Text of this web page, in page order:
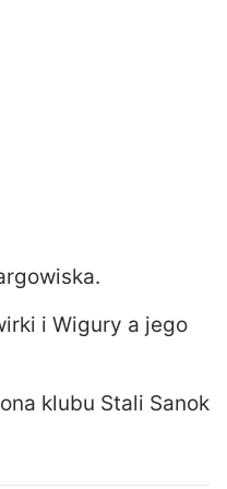
i Wigury a jego
klubu Stali Sanok